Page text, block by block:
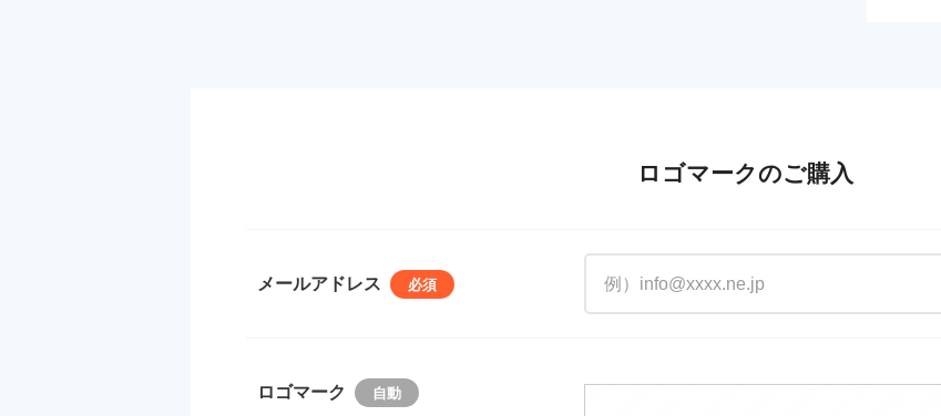
ロゴマークのご購入
メールアドレス
ロゴマーク